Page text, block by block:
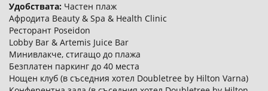
Удобствата: Частен плаж
Афродита Beauty & Spa & Health Clinic
Ресторант Poseidon
Lobby Bar & Artemis Juice Bar
Минивлакче, стигащо до плажа
Безплатен паркинг до 40 места
Нощен клуб (в съседния хотел Doubletree by Hilton Varna)